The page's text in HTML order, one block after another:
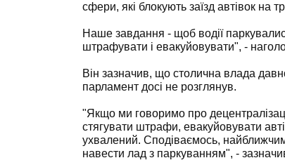
сфери, які блокують заїзд автівок на
Наше завдання - щоб водії
штрафувати і евакуйовувати", -
Він зазначив, що столична влада
парламент досі не розглянув.
"Якщо ми говоримо про
стягувати штрафи, евакуйовувати
ухвалений. Сподіваємось,
навести лад з паркуванням", -